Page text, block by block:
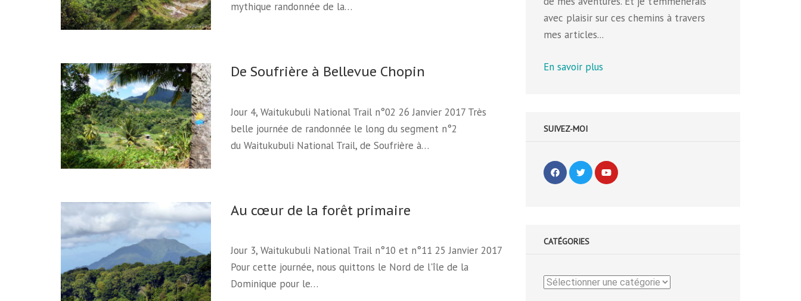
mythique randonnée de la…
De Soufrière à Bellevue Chopin
Jour 4, Waitukubuli National Trail n°02 26 Janvier 2017 Très
belle journée de randonnée le long du segment n°2
du Waitukubuli National Trail, de Soufrière à…
Au cœur de la forêt primaire
Jour 3, Waitukubuli National Trail n°10 et n°11 25 Janvier 2017
Pour cette journée, nous quittons le Nord de l'île de la
Dominique pour le…
avec plaisir sur ces chemins à travers
mes articles...
En savoir plus
SUIVEZ-MOI
CATÉGORIES
Catégories